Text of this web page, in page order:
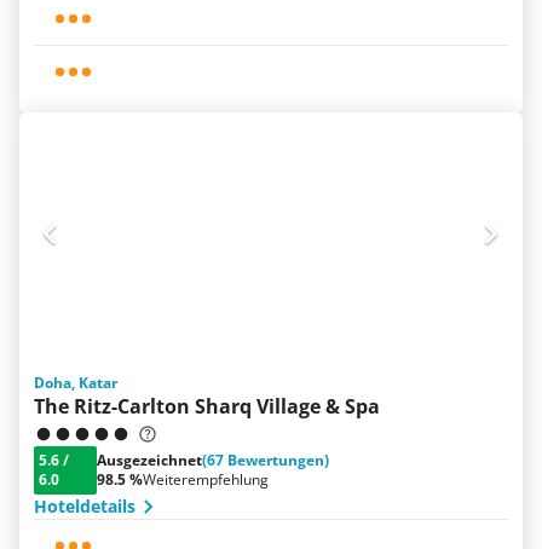
Doha, Katar
The Ritz-Carlton Sharq Village & Spa
5.6/
6.0
Ausgezeichnet(67 Bewertungen)
98.5 %Weiterempfehlung
Hoteldetails